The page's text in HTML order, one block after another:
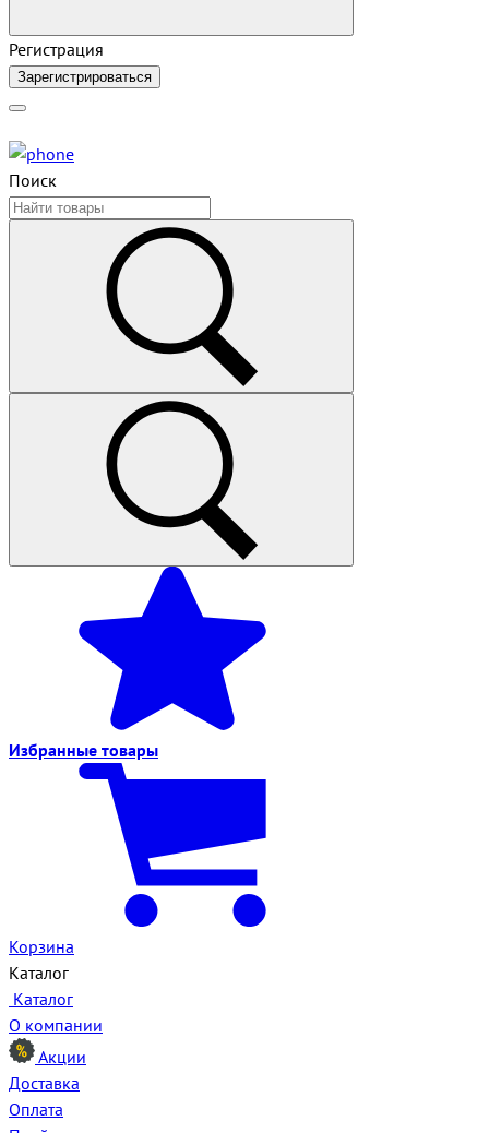
Регистрация
Зарегистрироваться
Поиск
Избранные товары
Корзина
Каталог
Каталог
О компании
Акции
Доставка
Оплата